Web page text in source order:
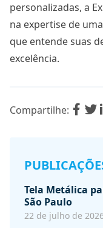
personalizadas, a
na expertise de uma
que entende suas
excelência.
Compartilhe:
Tela Metálica
São Paulo
22 de julho de